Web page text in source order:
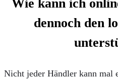
Wie kann ich
dennoch den
Nicht jeder Händler kann mal